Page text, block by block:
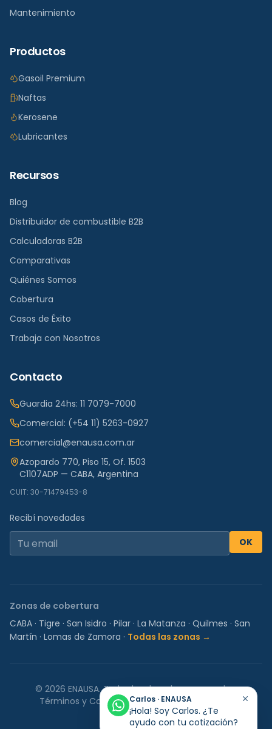
Mantenimiento
Productos
Gasoil Premium
Naftas
Kerosene
Lubricantes
Recursos
Blog
Distribuidor de combustible B2B
Calculadoras B2B
Comparativas
Quiénes Somos
Cobertura
Casos de Éxito
Trabaja con Nosotros
Contacto
Guardia 24hs: 11 7079-7000
Comercial: (+54 11) 5263-0927
comercial@enausa.com.ar
Azopardo 770, Piso 15, Of. 1503
C1107ADP — CABA, Argentina
CUIT: 30-71479453-8
Recibí novedades
OK
Zonas de cobertura
CABA · Tigre · San Isidro · Pilar · La Matanza · Quilmes · San
Martín · Lomas de Zamora · Todas las zonas →
© 2026 ENAUSA.Todos los derechos reservados.
Términos y CondicionesPolítica de Privacidad
Carlos · ENAUSA
¡Hola! Soy Carlos. ¿Te
ayudo con tu cotización?